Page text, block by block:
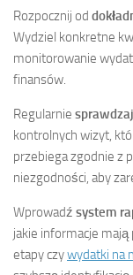
Rozpocznij od
Wydziel konkretne
monitorowanie
finansów.
Regularnie
kontrolnych wizyt,
przebiega zgodnie z
niezgodności, aby
Wprowadź system
jakie informacje
etapy czywydatki na